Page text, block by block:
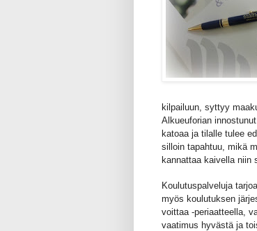
kilpailuun, syttyy
Alkueuforian
katoaa ja tilalle tulee
silloin tapahtuu, mikä
kannattaa kaivella niin
Koulutuspalveluja
myös koulutuksen
voittaa -periaatteella,
vaatimus hyvästä ja